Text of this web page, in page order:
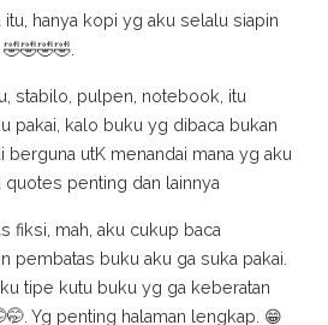
itu, hanya kopi yg aku selalu siapin
stabilo, pulpen, notebook, itu
pakai, kalo buku yg dibaca bukan
berguna utK menandai mana yg aku
quotes penting dan lainnya
fiksi, mah, aku cukup baca
pembatas buku aku ga suka pakai.
tipe kutu buku yg ga keberatan
Yg penting halaman lengkap. 😁